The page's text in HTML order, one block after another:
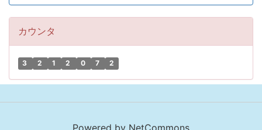
カウンタ
3 2 1 2 0 7 2